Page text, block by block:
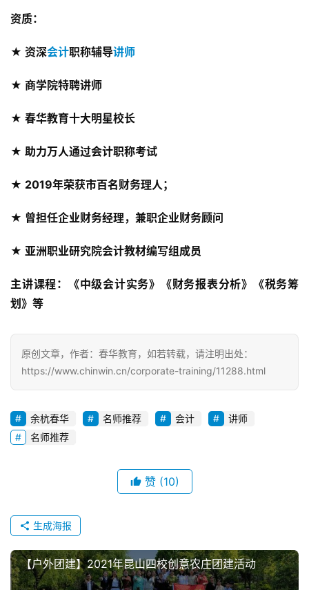
资质：
★ 资深会计职称辅导讲师
★ 商学院特聘讲师
★ 春华教育十大明星校长
★ 助力万人通过会计职称考试
★ 2019年荣获市百名财务理人；
★ 曾担任企业财务经理，兼职企业财务顾问
★ 亚洲职业研究院会计教材编写组成员
主讲课程：《中级会计实务》《财务报表分析》《税务筹
划》等
原创文章，作者：春华教育，如若转载，请注明出处：
https://www.chinwin.cn/corporate-training/11288.html
余杭春华 名师推荐 会计
讲师
名师推荐
赞 (10)
生成海报
【户外团建】2021年昆山四校创意农庄团建活动